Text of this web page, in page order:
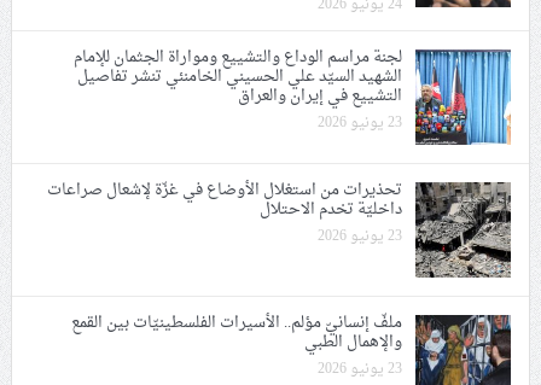
لجنة مراسم الوداع والتشييع ومواراة الجثمان للإمام
الشهيد السيّد علي الحسيني الخامنئي تنشر تفاصيل
التشييع في إيران والعراق
23 يونيو 2026
تحذيرات من استغلال الأوضاع في غزّة لإشعال صراعات
داخليّة تخدم الاحتلال
23 يونيو 2026
ملفّ إنسانيّ مؤلم.. الأسيرات الفلسطينيّات بين القمع
والإهمال الطبي
23 يونيو 2026